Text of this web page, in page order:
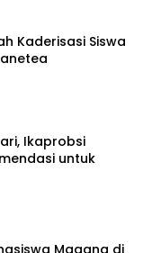
Kaderisasi Siswa
Ikaprobsi
untuk
Magang di